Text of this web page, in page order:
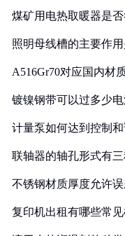
煤矿用电热取暖器是
照明母线槽的主要作
A516Gr70对应国内材
镀镍钢带可以过多少
计量泵如何达到控制
联轴器的轴孔形式有
不锈钢材质厚度允许
复印机出租有哪些常